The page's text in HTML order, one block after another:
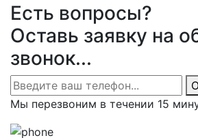
Есть вопросы?
Оставь заявку на
звонок...
Мы перезвоним в течении 15